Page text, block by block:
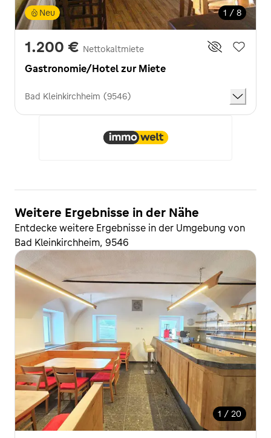
1 / 8
Neu
1.200 € Nettokaltmiete
Gastronomie/Hotel zur Miete
Bad Kleinkirchheim (9546)
Weitere Ergebnisse in der Nähe
Entdecke weitere Ergebnisse in der Umgebung von
Bad Kleinkirchheim, 9546
1 / 20